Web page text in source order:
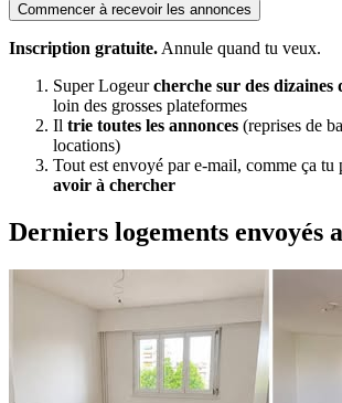
Commencer à recevoir les annonces
Inscription gratuite. Annule quand tu veux.
Super Logeurcherche sur des dizaines
loin des grosses plateformes
Il trie toutes les annonces (reprises de
locations)
Tout est envoyé par e-mail, comme ça tu
avoir à chercher
Derniers logements envoyés